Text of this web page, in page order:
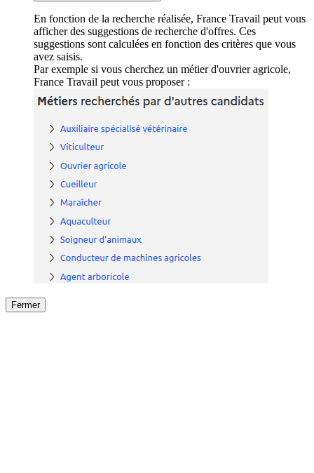
En fonction de la recherche réalisée, France Travail peut vous
afficher des suggestions de recherche d'offres. Ces
suggestions sont calculées en fonction des critères que vous
avez saisis.
Par exemple si vous cherchez un métier d'ouvrier agricole,
France Travail peut vous proposer :
Fermer